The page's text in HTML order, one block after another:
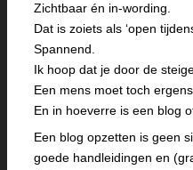
Zichtbaar én in-wording.
Dat is zoiets als ‘open
Spannend.
Ik hoop dat je door de
Een mens moet toch
En in hoeverre is een blog
Een blog opzetten is geen
goede handleidingen en